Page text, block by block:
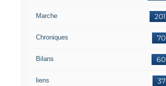
201
Marche
70
Chroniques
60
Bilans
37
liens